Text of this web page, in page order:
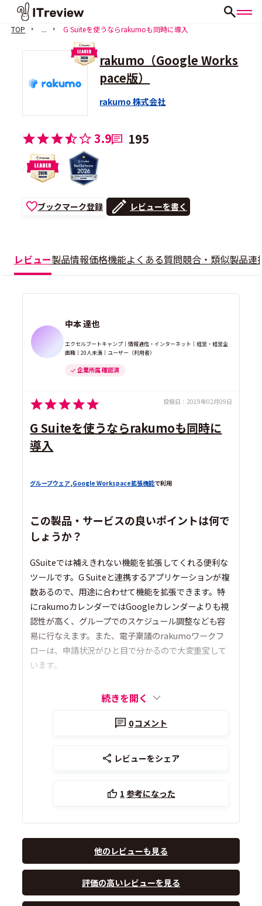
TOP ... G Suiteを使うならrakumoも同時に導入
rakumo（Google Works
pace版）
rakumo 株式会社
3.9 195
ブックマーク登録 レビューを書く
レビュー製品情報価格機能よくある質問競合・類似製品連
中本 達也
エクセルブートキャンプ｜情報通信・インターネット｜経営・経営企
画職｜20人未満｜ユーザー（利用者）
企業所属 確認済
投稿日： 2019年02月09日
G Suiteを使うならrakumoも同時に
導入
グループウェア,Google Workspace拡張機能で利用
この製品・サービスの良いポイントは何で
しょうか？
GSuiteでは補えきれない機能を拡張してくれる便利な
ツールです。G Suiteと連携するアプリケーションが複
数あるので、用途に合わせて機能を拡張できます。特
にrakumoカレンダーではGoogleカレンダーよりも視
認性が高く、グループでのスケジュール調整なども容
易に行なえます。また、電子稟議のrakumoワークフ
ローは、申請状況がひと目で分かるので大変重宝して
います。
続きを開く
0コメント
レビューをシェア
1 参考になった
他のレビューも見る
評価の高いレビューを見る